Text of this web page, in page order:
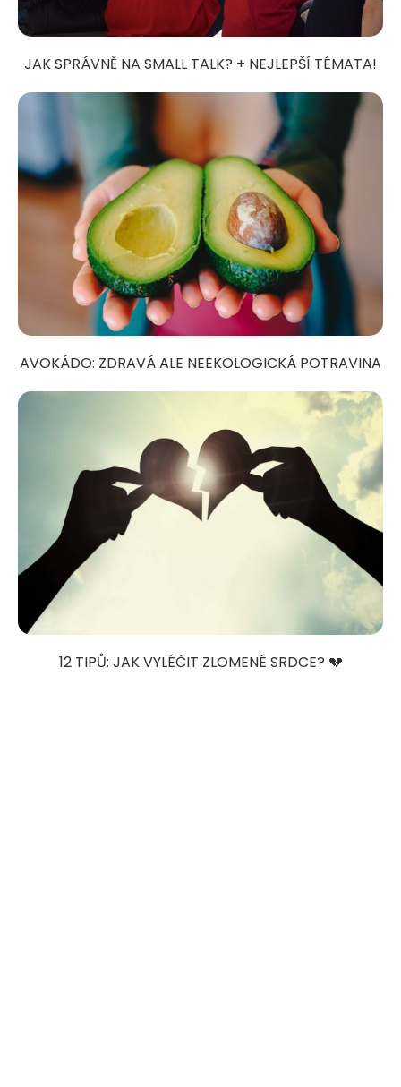
JAK SPRÁVNĚ NA SMALL TALK? + NEJLEPŠÍ TÉMATA!
AVOKÁDO: ZDRAVÁ ALE NEEKOLOGICKÁ POTRAVINA
12 TIPŮ: JAK VYLÉČIT ZLOMENÉ SRDCE? 💔